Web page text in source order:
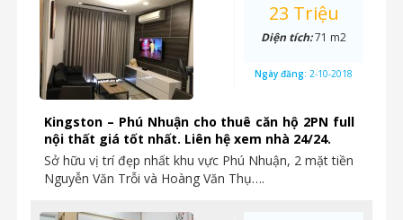
Kingston – Phú Nhuận cho thuê căn hộ 2PN full
nội thất giá tốt nhất. Liên hệ xem nhà 24/24.
Sở hữu vị trí đẹp nhất khu vực Phú Nhuận, 2 mặt tiền
Nguyễn Văn Trỗi và Hoàng Văn Thụ….
23 Triệu
Diện tích:71 m2
Ngày đăng: 2-10-2018